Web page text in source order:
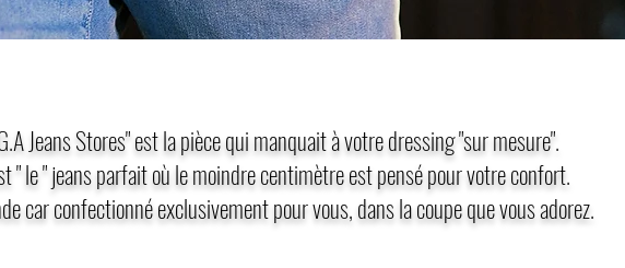
Jeans Stores" est la pièce qui manquait à votre dressing "sur mesure".
" le " jeans parfait où le moindre centimètre est pensé pour votre confort.
car confectionné exclusivement pour vous, dans la coupe que vous adorez​.